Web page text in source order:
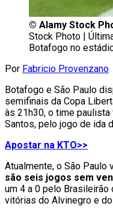
© Alamy Stock
Stock Photo |
Botafogo no
Por Fabricio Provenzano
Botafogo e São Paulo
semifinais da Copa
às 21h30, o time
Santos, pelo jogo de ida
Apostar na KTO>>
Atualmente, o São Paulo
são seis jogos sem
um 4 a 0 pelo Brasileirão
vitórias do Alvinegro e